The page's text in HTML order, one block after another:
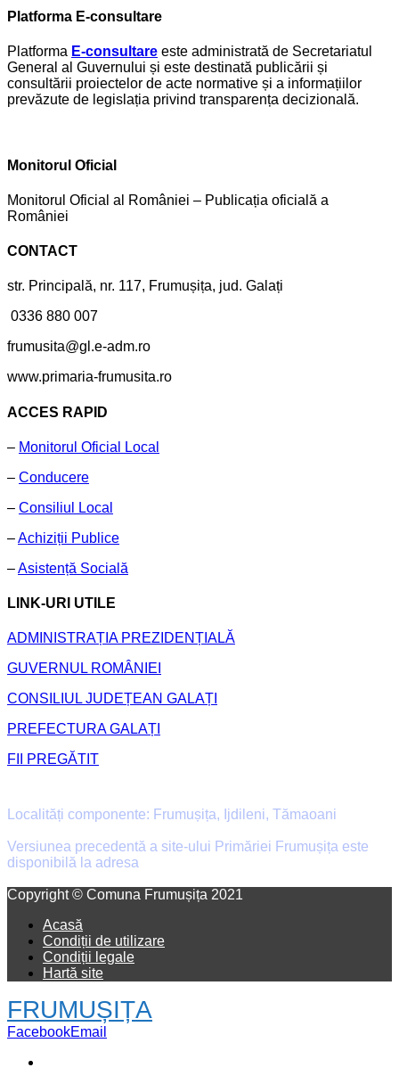
Platforma E-consultare
Platforma E-consultare este administrată de Secretariatul
General al Guvernului și este destinată publicării și
consultării proiectelor de acte normative și a informațiilor
prevăzute de legislația privind transparența decizională.
Monitorul Oficial
Monitorul Oficial al României – Publicația oficială a
României
CONTACT
str. Principală, nr. 117, Frumușița, jud. Galați
0336 880 007
frumusita@gl.e-adm.ro
www.primaria-frumusita.ro
ACCES RAPID
– Monitorul Oficial Local
– Conducere
– Consiliul Local
–Achiziții Publice
–Asistență Socială
LINK-URI UTILE
ADMINISTRAȚIA PREZIDENȚIALĂ
GUVERNUL ROMÂNIEI
CONSILIUL JUDEȚEAN GALAȚI
PREFECTURA GALAȚI
FII PREGĂTIT
Localități componente: Frumușița, Ijdileni, Tămaoani
Versiunea precedentă a site-ului Primăriei Frumușița este
disponibilă la adresa
Copyright © Comuna Frumușița 2021
Acasă
Condiții de utilizare
Condiții legale
Hartă site
FRUMUȘIȚA
FacebookEmail